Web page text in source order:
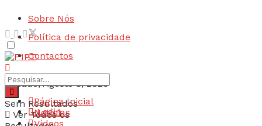
Sobre Nós
Política de privacidade
Contactos
Sábado, Agosto 8, 2026
Login
Sem Resultados
Ver Todos os
Página Inicial
Notícias
Vídeos